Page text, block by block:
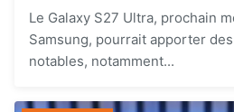
Le Galaxy S27 Ultra, prochain
Samsung, pourrait apporter
notables, notamment...